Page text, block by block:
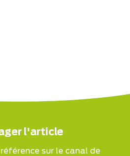
l'article
sur le canal de